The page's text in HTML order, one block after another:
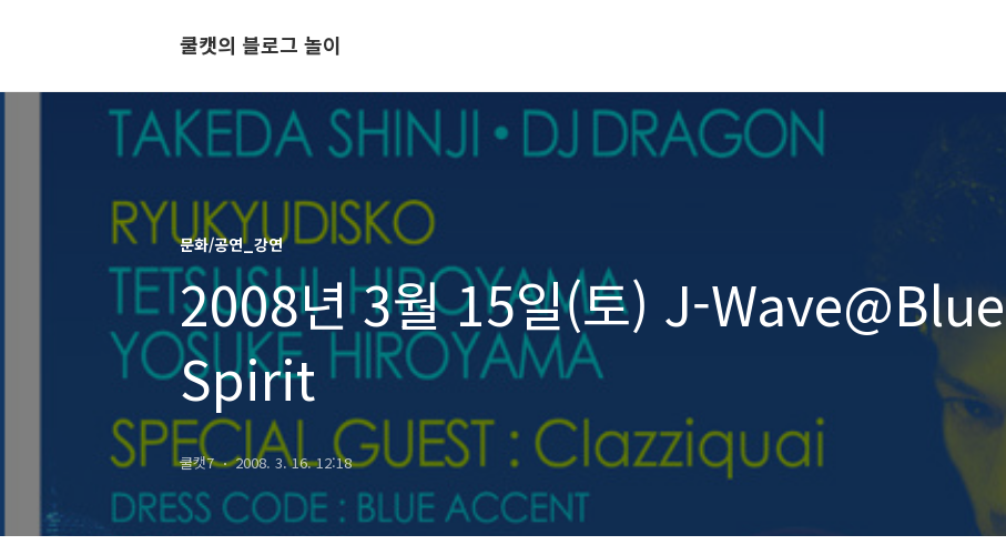
쿨캣의 블로그 놀이
문화/공연_강연
2008년 3월 15일(토) J-Wave@Blue
Spirit
쿨캣7 2008. 3. 16. 12:18